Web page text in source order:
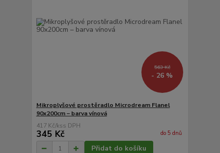
563 Kč
- 26 %
Mikroplyšové prostěradlo Microdream Flanel
90x200cm – barva vínová
417 Kč/ks
345 Kč do 5 dnů
Přidat do košíku